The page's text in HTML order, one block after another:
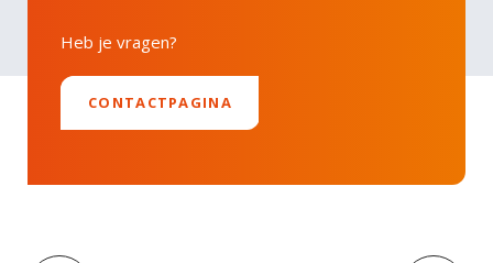
Heb je vragen?
CONTACTPAGINA